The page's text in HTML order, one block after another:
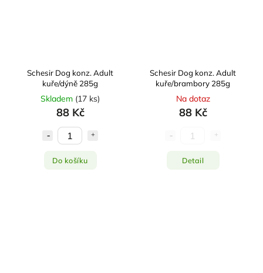
Schesir Dog konz. Adult
kuře/dýně 285g
Skladem (17 ks)
88 Kč
Do košíku
Schesir Dog konz. Adult
kuře/brambory 285g
Na dotaz
88 Kč
Detail